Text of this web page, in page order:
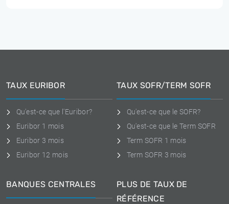
TAUX EURIBOR
Qu'est-ce que l'Euribor?
Euribor 1 mois
Euribor 3 mois
Euribor 12 mois
TAUX SOFR/TERM SOFR
Qu'est-ce que le SOFR?
Qu'est-ce que le Term SOFR
Term SOFR 1 mois
Term SOFR 3 mois
BANQUES CENTRALES
PLUS DE TAUX DE
RÉFÉRENCE